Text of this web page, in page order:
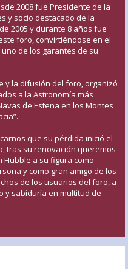
2008 fue Presidente de la
y socio destacado de la
2005 y durante 8 años fue
foro, convirtiéndose en el
de los garantes de su
y la difusión del foro, organizó
a la Astronomía más
de Estena en los Montes
que su pérdida inició el
tras su renovación queremos
a su figura como
y como gran amigo de los
de los usuarios del foro, a
y sabiduría en multitud de